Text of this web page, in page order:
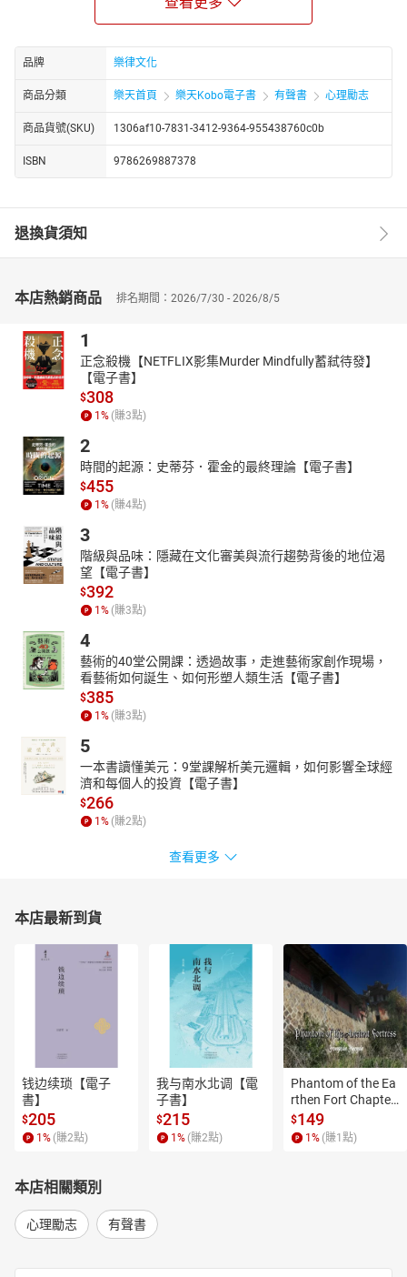
題的班會紀錄，展示了正向情緒在日常生活和教育中的應用。每一
節不僅記錄了課程的背景、目標和實際內容，還包括課後點評，這
些豐富的細節使理論與實踐的結合更加生動具體。
▎深入剖析人類對生命意義的追尋
書中不僅涵蓋了現代心理學的實踐，還追溯到古代哲學家對生
命意義的探討。從蘇格拉底到老子，作者梳理了不同文化背景下對
美好生活的理解和追求。這一部分強調了心理學與哲學之間的連
▎正向心理學的歷史發展和未來展望
如何推動人本心理學的發展，以及賽里格曼如何在1990年代末期重
新定義心理學的研究方向。這不僅反映了心理學領域內的學術演
【本書特色】：
養正向情緒促進個人成長與幸福。從古代哲學到現代心理學的演
進，書中不僅回顧了心理學的發展史，還提供了具體的情緒培養策
略，使讀者能夠在日常生活中實踐並體驗正向心理學的力量。這是
一本理論與實踐兼備的工具書，適合所有追求內心成長和生活品質
提升的讀者。
品牌 樂律文化
商品分類 樂天首頁 樂天Kobo電子書 有聲書 心理勵志
商品貨號(SKU) 1306af10-7831-3412-9364-955438760c0b
ISBN 9786269887378
退換貨須知
本店熱銷商品 排名期間：2026/7/30 - 2026/8/5
1
正念殺機【NETFLIX影集Murder Mindfully蓄弒待發】
【電子書】
$308
1 % (賺3點)
2
時間的起源：史蒂芬．霍金的最終理論【電子書】
$455
1 % (賺4點)
3
階級與品味：隱藏在文化審美與流行趨勢背後的地位渴
望【電子書】
$392
1 % (賺3點)
4
藝術的40堂公開課：透過故事，走進藝術家創作現場，
看藝術如何誕生、如何形塑人類生活【電子書】
$385
1 % (賺3點)
5
一本書讀懂美元：9堂課解析美元邏輯，如何影響全球經
濟和每個人的投資【電子書】
$266
1 % (賺2點)
查看更多
本店最新到貨
钱边续琐【電子
書】
$205
1 % (賺2點)
我与南水北调【電
子書】
$215
1 % (賺2點)
Phantom of the Ea
rthen Fort Chapter
4【有聲書】
$149
1 % (賺1 點)
本店相關類別
心理勵志 有聲書